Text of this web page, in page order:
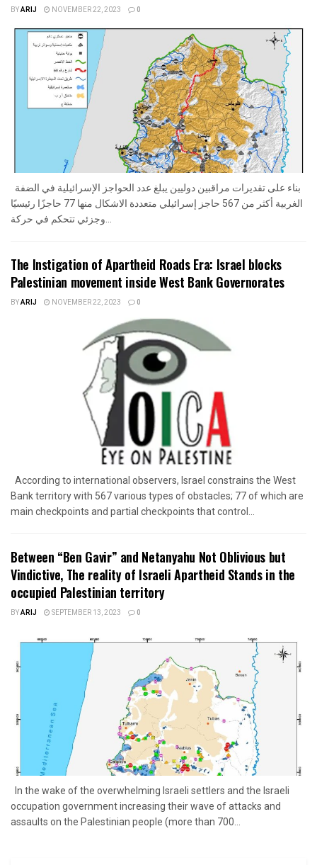
BYARIJ NOVEMBER 22, 2023 0
الغربية أكثر من 567 حاجز إسرائيلي متعددة الاشكال منها 77 حاجزًا رئيسيًا
وجزئي تتحكم في حركة...
The Instigation of Apartheid Roads Era: Israel blocks
Palestinian movement inside West Bank Governorates
BYARIJ NOVEMBER 22, 2023 0
According to international observers, Israel constrains the West
Bank territory with 567 various types of obstacles; 77 of which are
main checkpoints and partial checkpoints that control...
Between “Ben Gavir” and Netanyahu Not Oblivious but
Vindictive, The reality of Israeli Apartheid Stands in the
occupied Palestinian territory
BYARIJ SEPTEMBER 13, 2023 0
In the wake of the overwhelming Israeli settlers and the Israeli
occupation government increasing their wave of attacks and
assaults on the Palestinian people (more than 700...